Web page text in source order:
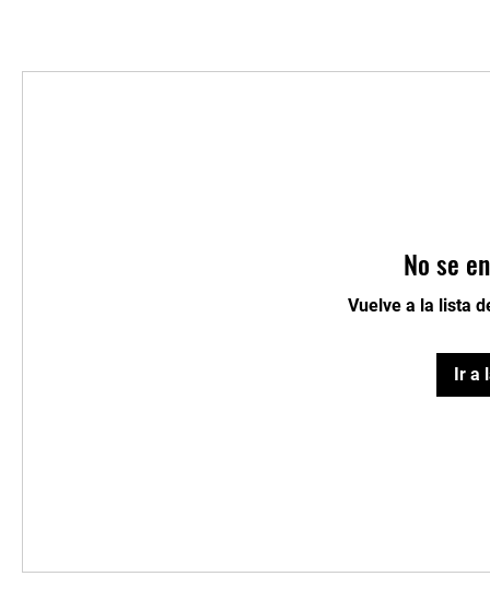
No se
Vuelve a la lista
Ir a